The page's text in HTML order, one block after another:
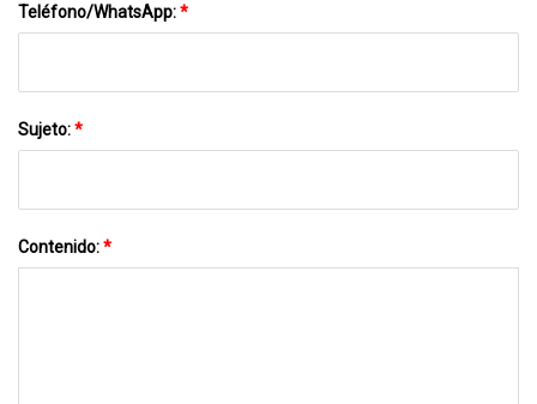
Teléfono/WhatsApp:*
Sujeto:*
Contenido:*